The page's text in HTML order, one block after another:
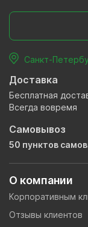
О компании
Корпоративным
Отзывы клиентов
Санкт-
Доставка
Бесплатная
Всегда вовремя
Самовывоз
50 пунктов